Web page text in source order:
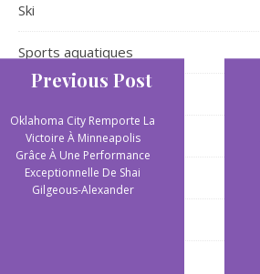
Ski
Sports aquatiques
Sports collectifs
Sports de plein air
Previous Post
Oklahoma City Remporte La
Victoire À Minneapolis
Grâce À Une Performance
Exceptionnelle De Shai
Gilgeous-Alexander